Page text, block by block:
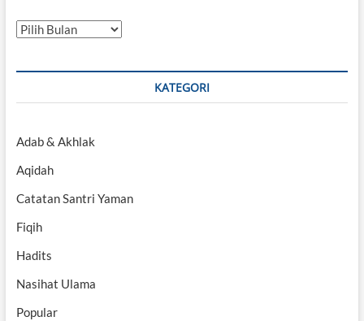
Arsip
KATEGORI
Adab & Akhlak
Aqidah
Catatan Santri Yaman
Fiqih
Hadits
Nasihat Ulama
Popular